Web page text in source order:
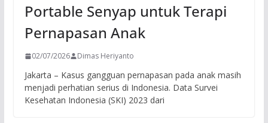
Portable Senyap untuk Terapi
Pernapasan Anak
02/07/2026 Dimas Heriyanto
Jakarta – Kasus gangguan pernapasan pada anak masih
menjadi perhatian serius di Indonesia. Data Survei
Kesehatan Indonesia (SKI) 2023 dari